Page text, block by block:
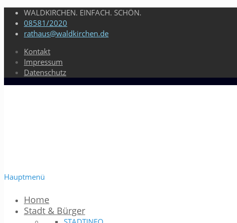
WALDKIRCHEN. EINFACH. SCHÖN.
08581/2020
rathaus@waldkirchen.de
Kontakt
Impressum
Datenschutz
Hauptmenü
Home
Stadt & Bürger